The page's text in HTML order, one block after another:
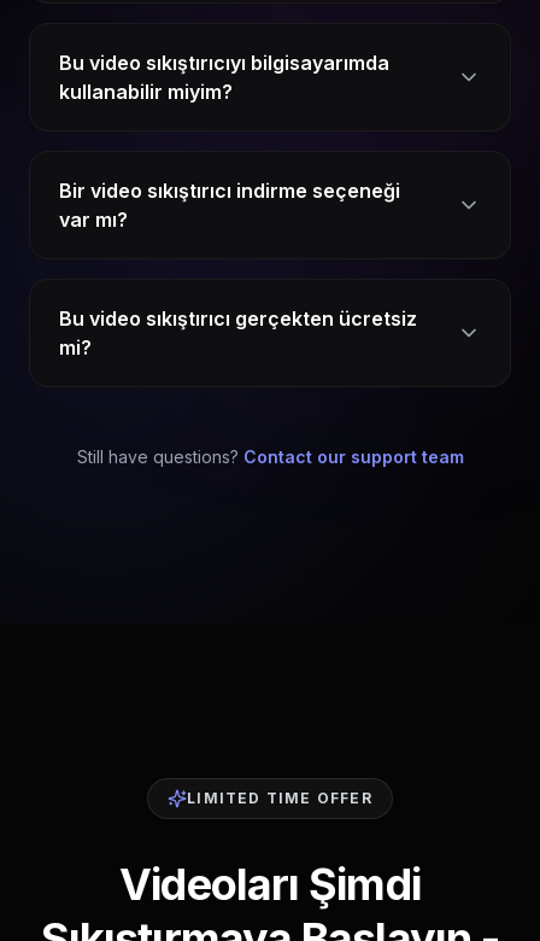
Bu video sıkıştırıcıyı bilgisayarımda
kullanabilir miyim?
Bir video sıkıştırıcı indirme seçeneği
var mı?
Bu video sıkıştırıcı gerçekten ücretsiz
mi?
Still have questions? Contact our support team
LIMITED TIME OFFER
Videoları Şimdi